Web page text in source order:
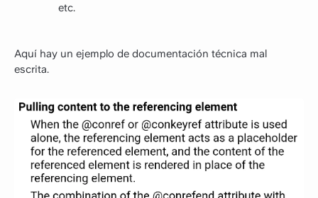
etc.
Aquí hay un ejemplo de documentación técnica mal
escrita.